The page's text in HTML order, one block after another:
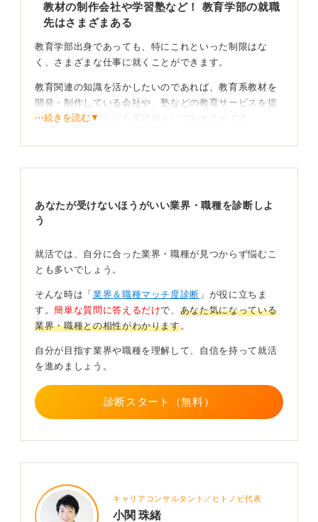
教材の制作会社や学習塾など！ 教育学部の就職
先はさまざまある
教育学部出身であっても、特にこれといった制限はな
く、さまざまな仕事に就くことができます。
教育関連の知識を活かしたいのであれば、教育系教材を
開発・制作している会社や、塾などの教育サービスを提
供している会社なども選択肢としておすすめです。
教育学部での経験が活かせる職種は多い！ 自分に合
った仕事で活躍しよう
たとえば、教育学部で模擬授業をおこなった経験はプレ
ゼンテーション力やコミュニケーション能力、運営能力
では企業でも重宝されることが多いです。
こうしたスキルを培えていれば、人材育成や社員研修、
発揮できると思いますよ。
一方、教育学部出身であえて教員にならないという場
合、その理由を深掘りされることがあるかもしれませ
ん。
ただこれも、何らかのきっかけで教職ではなく企業での
0
⋯続きを読む▼
あなたが受けないほうがいい業界・職種を診断しよ
う
就活では、自分に合った業界・職種が見つからず悩むこ
とも多いでしょう。
そんな時は「 業界＆職種マッチ度診断 」が役に立ちま
す。簡単な質問に答えるだけで、 あなた気になっている
業界・職種との相性がわかります。
自分が目指す業界や職種を理解して、自信を持って就活
を進めましょう。
診断スタート（無料）
キャリアコンサルタント／ヒトノビ代表
小関 珠緒